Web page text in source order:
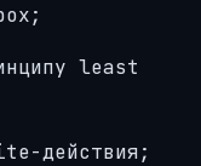
least
действия;